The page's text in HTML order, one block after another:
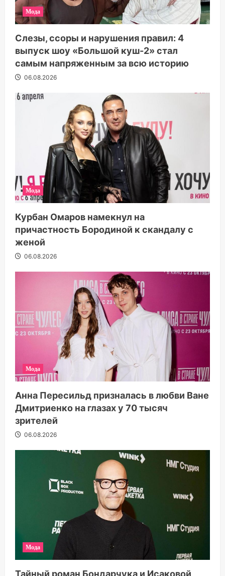
Мода
Слезы, ссоры и нарушения правил: 4
выпуск шоу «Большой куш-2» стал
самым напряженным за всю историю
06.08.2026
Мода
Курбан Омаров намекнул на
причастность Бородиной к скандалу с
женой
06.08.2026
Мода
Анна Пересильд призналась в любви Ване
Дмитриенко на глазах у 70 тысяч
зрителей
06.08.2026
Мода
Тайный роман Бондарчука и Исаковой